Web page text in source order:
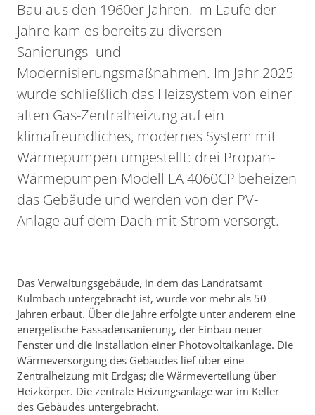
Bau aus den 1960er Jahren. Im Laufe der
Jahre kam es bereits zu diversen
Sanierungs- und
Modernisierungsmaßnahmen. Im Jahr 2025
wurde schließlich das Heizsystem von einer
alten Gas-Zentralheizung auf ein
klimafreundliches, modernes System mit
Wärmepumpen umgestellt: drei Propan-
Wärmepumpen Modell LA 4060CP beheizen
das Gebäude und werden von der PV-
Anlage auf dem Dach mit Strom versorgt.
Das Verwaltungsgebäude, in dem das Landratsamt
Kulmbach untergebracht ist, wurde vor mehr als 50
Jahren erbaut. Über die Jahre erfolgte unter anderem eine
energetische Fassadensanierung, der Einbau neuer
Fenster und die Installation einer Photovoltaikanlage. Die
Wärmeversorgung des Gebäudes lief über eine
Zentralheizung mit Erdgas; die Wärmeverteilung über
Heizkörper. Die zentrale Heizungsanlage war im Keller
des Gebäudes untergebracht.